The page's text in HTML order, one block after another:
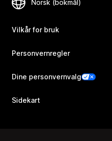
Vilkår for bruk
Personvernregler
Dine personvernvalg
Sidekart